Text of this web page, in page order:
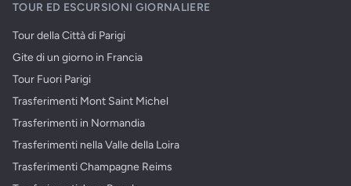
TOUR ED ESCURSIONI GIORNALIERE
Tour della Città di Parigi
Gite di un giorno in Francia
Tour Fuori Parigi
Trasferimenti Mont Saint Michel
Trasferimenti in Normandia
Trasferimenti nella Valle della Loira
Trasferimenti Champagne Reims